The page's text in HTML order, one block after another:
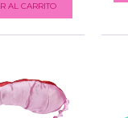
AL CARRITO